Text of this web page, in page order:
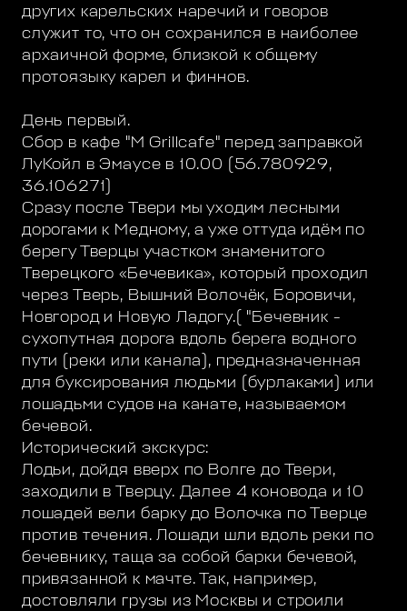
других карельских наречий и говоров
служит то, что он сохранился в наиболее
архаичной форме, близкой к общему
протоязыку карел и финнов.
День первый.
Сбор в кафе "M Grillcafe" перед заправкой
ЛуКойл в Эмаусе в 10.00 (56.780929,
36.106271)
Сразу после Твери мы уходим лесными
дорогами к Медному, а уже оттуда идём по
берегу Тверцы участком знаменитого
Тверецкого «Бечевика», который проходил
через Тверь, Вышний Волочёк, Боровичи,
Новгород и Новую Ладогу.( "Бечевник -
сухопутная дорога вдоль берега водного
пути (реки или канала), предназначенная
для буксирования людьми (бурлаками) или
лошадьми судов на канате, называемом
бечевой.
Исторический экскурс:
Лодьи, дойдя вверх по Волге до Твери,
заходили в Тверцу. Далее 4 коновода и 10
лошадей вели барку до Волочка по Тверце
против течения. Лошади шли вдоль реки по
бечевнику, таща за собой барки бечевой,
привязанной к мачте. Так, например,
достовляли грузы из Москвы и строили